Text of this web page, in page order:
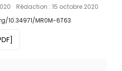
Rédaction : 15 octobre 2020
10.34971/MR0M-6T63